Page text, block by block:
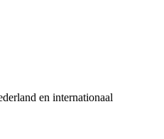
en internationaal